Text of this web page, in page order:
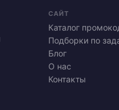
САЙТ
Каталог
Подборки по
Блог
О нас
Контакты